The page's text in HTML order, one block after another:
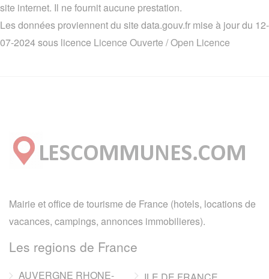
site internet. Il ne fournit aucune prestation.
Les données proviennent du site data.gouv.fr mise à jour du 12-
07-2024 sous licence Licence Ouverte / Open Licence
Mairie et office de tourisme de France (hotels, locations de
vacances, campings, annonces immobilieres).
Les regions de France
AUVERGNE RHONE-